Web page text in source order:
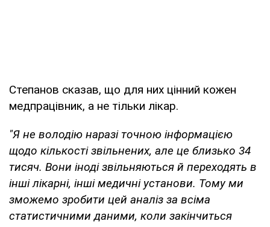
Степанов сказав, що для них цінний кожен
медпрацівник, а не тільки лікар.
"Я не володію наразі точною інформацією
щодо кількості звільнених, але це близько 34
тисяч. Вони іноді звільняються й переходять в
інші лікарні, інші медичні установи. Тому ми
зможемо зробити цей аналіз за всіма
статистичними даними, коли закінчиться